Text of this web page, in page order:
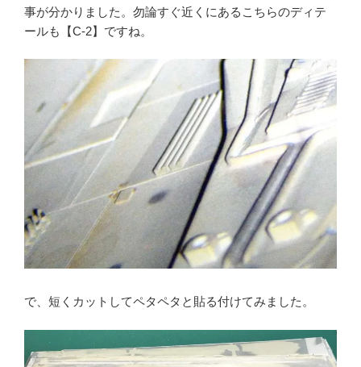
事が分かりました。勿論すぐ近くにあるこちらのディテ
ールも【C-2】ですね。
で、短くカットしてペタペタと貼る付けてみました。